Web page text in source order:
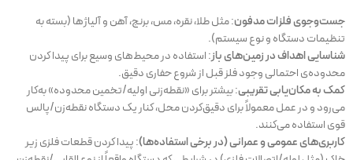
جست‌وجوی فلزات مدفون: مثل طلا، نقره، مس، برنج، آهن و آلیاژها (بسته به
تنظیمات دستگاه و نوع سیستم).
شناسایی اهداف در زمین‌های باز: استفاده در محیط‌های وسیع برای پیدا کردن
محدوده‌ی احتمالی وجود فلز قبل از شروع حفاری دقیق.
کمک به مکان‌یابی تقریبی: بیشتر برای «نقطه‌زنی اولیه/تخمین محدوده» به‌کار
می‌رود و در عمل معمولاً برای دقیق‌کردن محل، کنار یک دستگاه نقطه‌زن/پالس
قوی استفاده می‌کنند.
کاربری‌های عمومی و عمرانی (در برخی استفاده‌ها): پیدا کردن قطعات فلزی زیر